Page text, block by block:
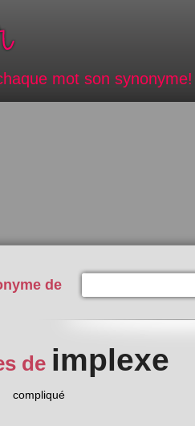
mot son synonyme!
de
de implexe
compliqué